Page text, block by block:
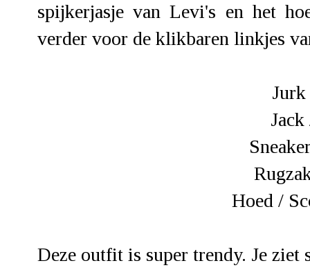
spijkerjasje van Levi's en het
verder voor de klikbaren linkjes
Hoed /
Deze outfit is super trendy. Je ziet